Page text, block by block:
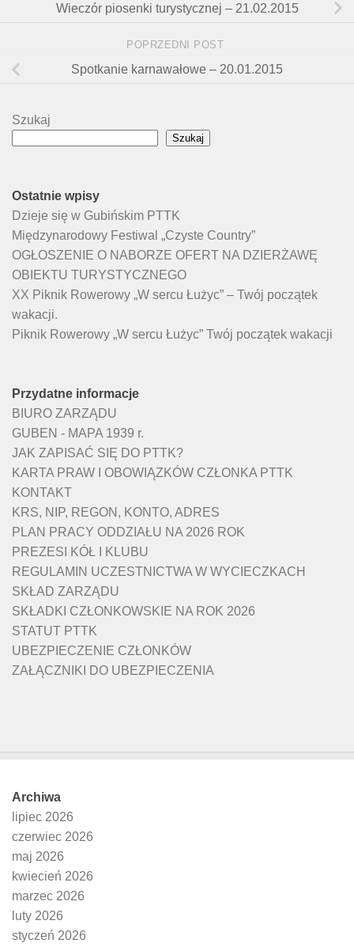
Wieczór piosenki turystycznej – 21.02.2015
POPRZEDNI POST
Spotkanie karnawałowe – 20.01.2015
Szukaj
Szukaj
Ostatnie wpisy
Dzieje się w Gubińskim PTTK
Międzynarodowy Festiwal „Czyste Country”
OGŁOSZENIE O NABORZE OFERT NA DZIERŻAWĘ
OBIEKTU TURYSTYCZNEGO
XX Piknik Rowerowy „W sercu Łużyc” – Twój początek
wakacji.
Piknik Rowerowy „W sercu Łużyc” Twój początek wakacji
Przydatne informacje
BIURO ZARZĄDU
GUBEN - MAPA 1939 r.
JAK ZAPISAĆ SIĘ DO PTTK?
KARTA PRAW I OBOWIĄZKÓW CZŁONKA PTTK
KONTAKT
KRS, NIP, REGON, KONTO, ADRES
PLAN PRACY ODDZIAŁU NA 2026 ROK
PREZESI KÓŁ I KLUBU
REGULAMIN UCZESTNICTWA W WYCIECZKACH
SKŁAD ZARZĄDU
SKŁADKI CZŁONKOWSKIE NA ROK 2026
STATUT PTTK
UBEZPIECZENIE CZŁONKÓW
ZAŁĄCZNIKI DO UBEZPIECZENIA
Archiwa
lipiec 2026
czerwiec 2026
maj 2026
kwiecień 2026
marzec 2026
luty 2026
styczeń 2026